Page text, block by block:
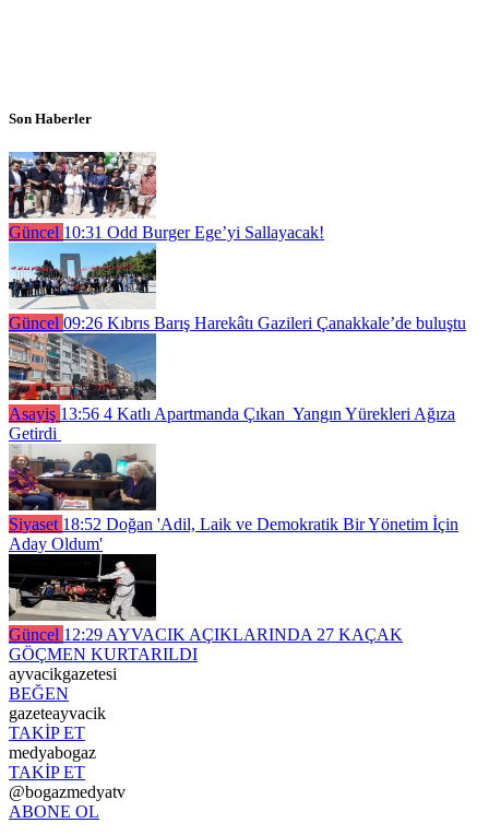
Son Haberler
Güncel 10:31 Odd Burger Ege’yi Sallayacak!
Güncel 09:26 Kıbrıs Barış Harekâtı Gazileri Çanakkale’de buluştu
Asayiş 13:56 4 Katlı Apartmanda Çıkan Yangın Yürekleri Ağıza
Getirdi
Siyaset 18:52 Doğan 'Adil, Laik ve Demokratik Bir Yönetim İçin
Aday Oldum'
Güncel 12:29 AYVACIK AÇIKLARINDA 27 KAÇAK
GÖÇMEN KURTARILDI
ayvacikgazetesi
BEĞEN
gazeteayvacik
TAKİP ET
medyabogaz
TAKİP ET
@bogazmedyatv
ABONE OL